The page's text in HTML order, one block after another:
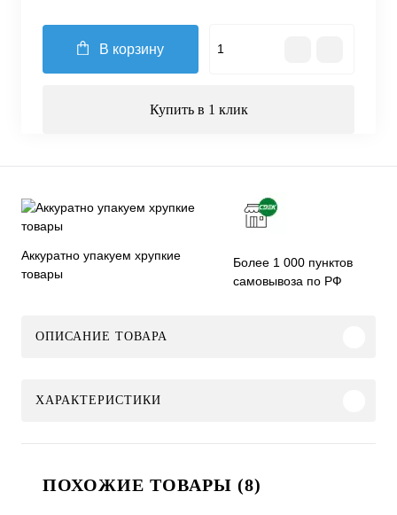
В корзину
Купить в 1 клик
Аккуратно упакуем хрупкие
товары
Более 1 000 пунктов
самовывоза по РФ
ОПИСАНИЕ ТОВАРА
ХАРАКТЕРИСТИКИ
ПОХОЖИЕ ТОВАРЫ (8)